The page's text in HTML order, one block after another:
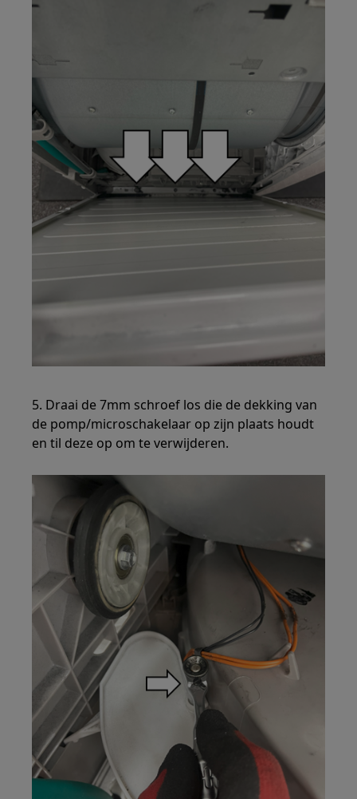
5. Draai de 7mm schroef los die de dekking van
de pomp/microschakelaar op zijn plaats houdt
en til deze op om te verwijderen.